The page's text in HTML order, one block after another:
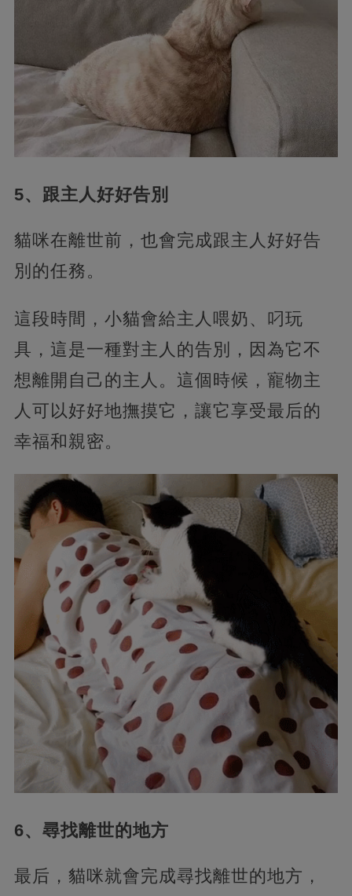
5、跟主人好好告別
貓咪在離世前，也會完成跟主人好好告
別的任務。
這段時間，小貓會給主人喂奶、叼玩
具，這是一種對主人的告別，因為它不
想離開自己的主人。這個時候，寵物主
人可以好好地撫摸它，讓它享受最后的
幸福和親密。
6、尋找離世的地方
最后，貓咪就會完成尋找離世的地方，